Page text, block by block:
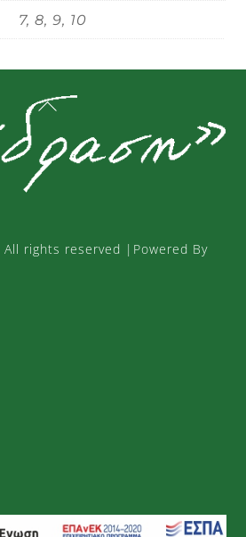
7, 8, 9, 10
Back
Top
rights reserved |Powered By